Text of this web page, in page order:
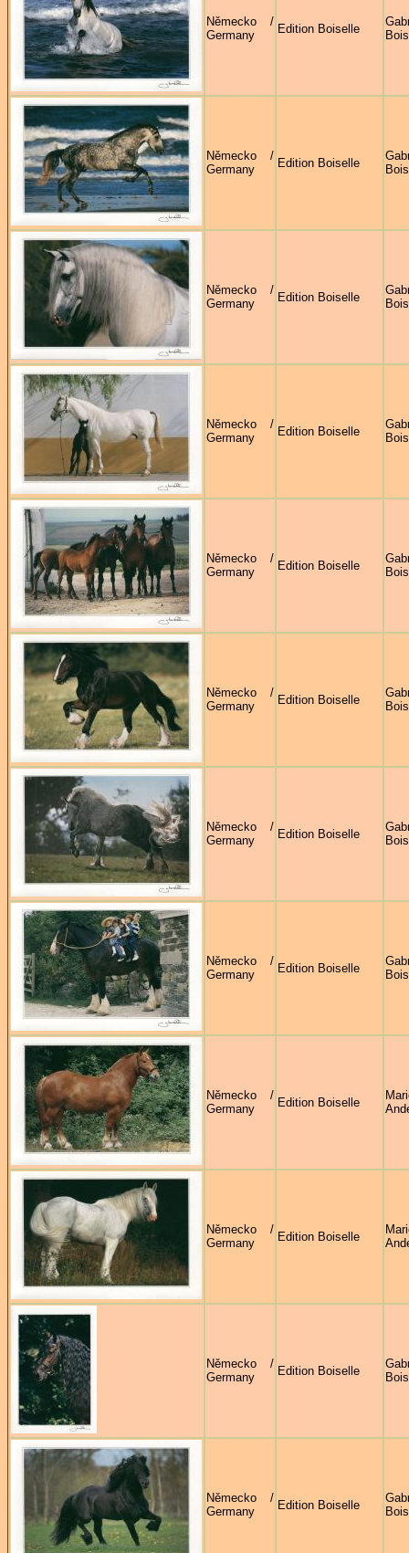
Německo /
Germany
Edition Boiselle
Německo /
Germany
Edition Boiselle
Německo /
Germany
Edition Boiselle
Německo /
Germany
Edition Boiselle
Německo /
Germany
Edition Boiselle
Německo /
Germany
Edition Boiselle
Německo /
Germany
Edition Boiselle
Německo /
Germany
Edition Boiselle
Německo /
Germany
Edition Boiselle
Německo /
Germany
Edition Boiselle
Německo /
Germany
Edition Boiselle
Německo /
Germany
Edition Boiselle